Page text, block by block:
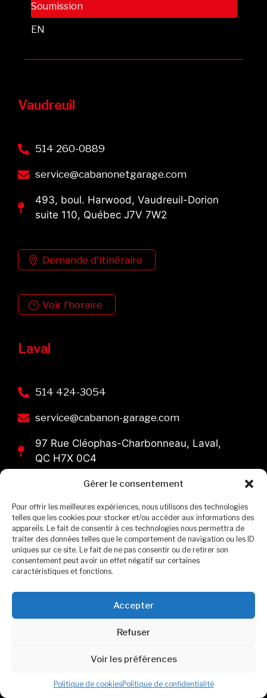
Gérer le consentement
Pour offrir les meilleures expériences, nous utilisons des technologies
telles que les cookies pour stocker et/ou accéder aux informations des
appareils. Le fait de consentir à ces technologies nous permettra de
traiter des données telles que le comportement de navigation ou les ID
uniques sur ce site. Le fait de ne pas consentir ou de retirer son
consentement peut avoir un effet négatif sur certaines
caractéristiques et fonctions.
Accepter
Refuser
Voir les préférences
Politique de cookiesPolitique de confidentialité
Soumission
EN
Vaudreuil
514 260-0889
service@cabanonetgarage.com
493, boul. Harwood, Vaudreuil-Dorion
suite 110, Québec J7V 7W2
Demande d'itinéraire
Voir l'horaire
Laval
514 424-3054
service@cabanon-garage.com
97 Rue Cléophas-Charbonneau, Laval,
QC H7X 0C4
Demande d'itinéraire
Voir l'horaire
Formulaire de contact